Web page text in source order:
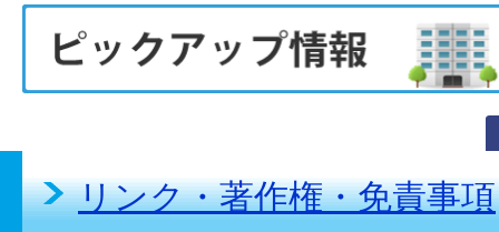
リンク・著作権・免責事項